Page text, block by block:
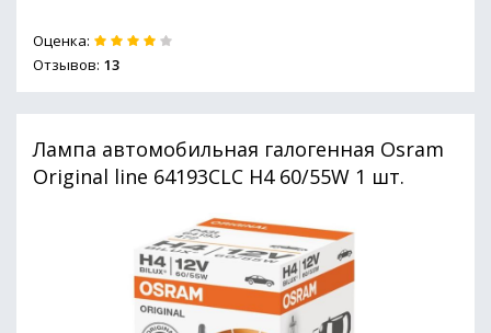
Оценка:
Отзывов: 13
Лампа автомобильная галогенная Osram
Original line 64193CLC H4 60/55W 1 шт.